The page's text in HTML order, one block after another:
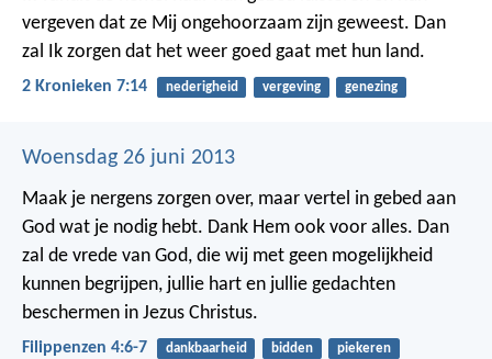
vergeven dat ze Mij ongehoorzaam zijn geweest. Dan
zal Ik zorgen dat het weer goed gaat met hun land.
2 Kronieken 7:14 nederigheid vergeving genezing
Woensdag 26 juni 2013
Maak je nergens zorgen over, maar vertel in gebed aan
God wat je nodig hebt. Dank Hem ook voor alles. Dan
zal de vrede van God, die wij met geen mogelijkheid
kunnen begrijpen, jullie hart en jullie gedachten
beschermen in Jezus Christus.
Filippenzen 4:6-7 dankbaarheid bidden piekeren